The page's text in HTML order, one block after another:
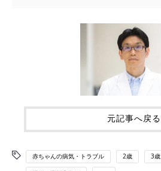
元記事へ戻る
赤ちゃんの病気・トラブル 2歳 3歳